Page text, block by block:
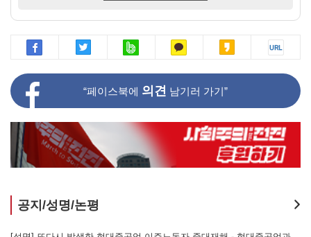
“페이스북에 의견 남기러 가기”
공지/성명/논평